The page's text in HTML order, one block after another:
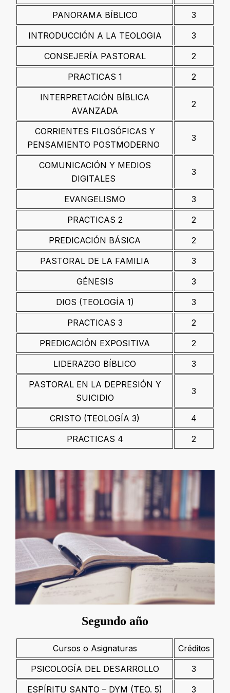
PANORAMA BÍBLICO
3
INTRODUCCIÓN A LA TEOLOGIA
3
CONSEJERÍA PASTORAL
2
PRACTICAS 1
2
INTERPRETACIÓN BÍBLICA
AVANZADA
2
CORRIENTES FILOSÓFICAS Y
PENSAMIENTO POSTMODERNO
3
COMUNICACIÓN Y MEDIOS
DIGITALES
3
EVANGELISMO
3
PRACTICAS 2
2
PREDICACIÓN BÁSICA
2
PASTORAL DE LA FAMILIA
3
GÉNESIS
3
DIOS (TEOLOGÍA 1)
3
PRACTICAS 3
2
PREDICACIÓN EXPOSITIVA
2
LIDERAZGO BÍBLICO
3
PASTORAL EN LA DEPRESIÓN Y
SUICIDIO
3
CRISTO (TEOLOGÍA 3)
4
PRACTICAS 4
2
Segundo año
Cursos o Asignaturas
Créditos
PSICOLOGÍA DEL DESARROLLO
3
ESPÍRITU SANTO – DYM (TEO. 5)
3